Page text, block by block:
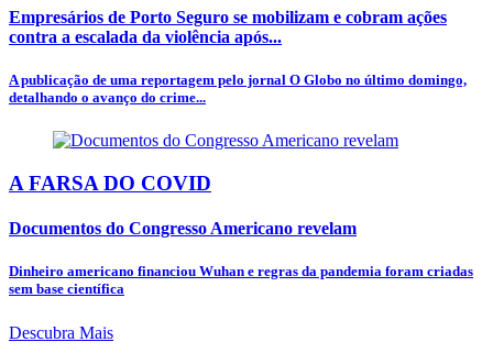
Empresários de Porto Seguro se mobilizam e cobram ações
contra a escalada da violência após...
A publicação de uma reportagem pelo jornal O Globo no último domingo,
detalhando o avanço do crime...
A FARSA DO COVID
Documentos do Congresso Americano revelam
Dinheiro americano financiou Wuhan e regras da pandemia foram criadas
sem base científica
Descubra Mais